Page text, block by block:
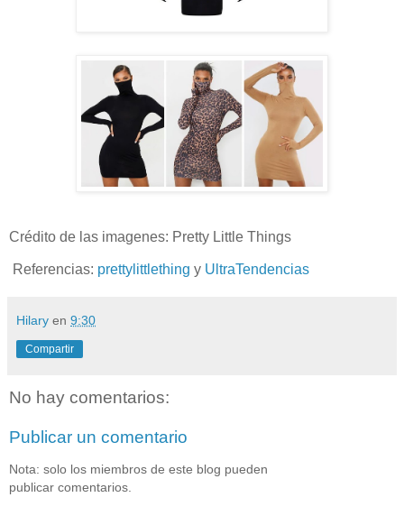
Crédito de las imagenes: Pretty Little Things
Referencias: prettylittlething y UltraTendencias
Hilary en 9:30
Compartir
No hay comentarios:
Publicar un comentario
Nota: solo los miembros de este blog pueden
publicar comentarios.